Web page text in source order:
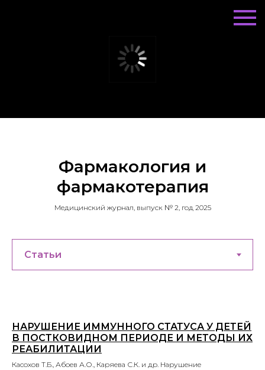
Фармакология и
фармакотерапия
Медицинский журнал, выпуск № 2, год 2025
НАРУШЕНИЕ ИММУННОГО СТАТУСА У ДЕТЕЙ
В ПОСТКОВИДНОМ ПЕРИОДЕ И МЕТОДЫ ИХ
РЕАБИЛИТАЦИИ
Касохов Т.Б., Абоев А.О., Каряева С.К. и др. Нарушение